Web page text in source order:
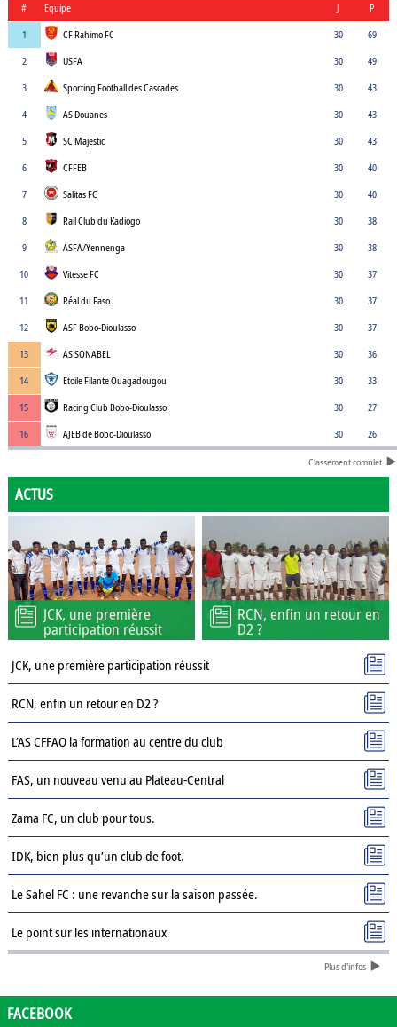
# Equipe J
P
1
CF Rahimo FC 30
69
2
USFA 30
49
3
Sporting Football des Cascades 30
43
4
AS Douanes 30
43
5
SC Majestic 30
43
6
CFFEB 30
40
7
Salitas FC 30
40
8
Rail Club du Kadiogo 30
38
9
ASFA/Yennenga 30
38
10
Vitesse FC 30
37
11
Réal du Faso 30
37
12
ASF Bobo-Dioulasso 30
37
13
AS SONABEL 30
36
14
Etoile Filante Ouagadougou 30
33
15
Racing Club Bobo-Dioulasso 30
27
16
AJEB de Bobo-Dioulasso 30 26
Classement complet
ACTUS
JCK, une première
participation réussit
RCN, enfin un retour en
D2 ?
JCK, une première participation réussit
RCN, enfin un retour en D2 ?
L’AS CFFAO la formation au centre du club
FAS, un nouveau venu au Plateau-Central
Zama FC, un club pour tous.
IDK, bien plus qu’un club de foot.
Le Sahel FC : une revanche sur la saison passée.
Le point sur les internationaux
Présentation des clubs de D3 : ASPC Tenkodogo
Plus d'infos
FACEBOOK